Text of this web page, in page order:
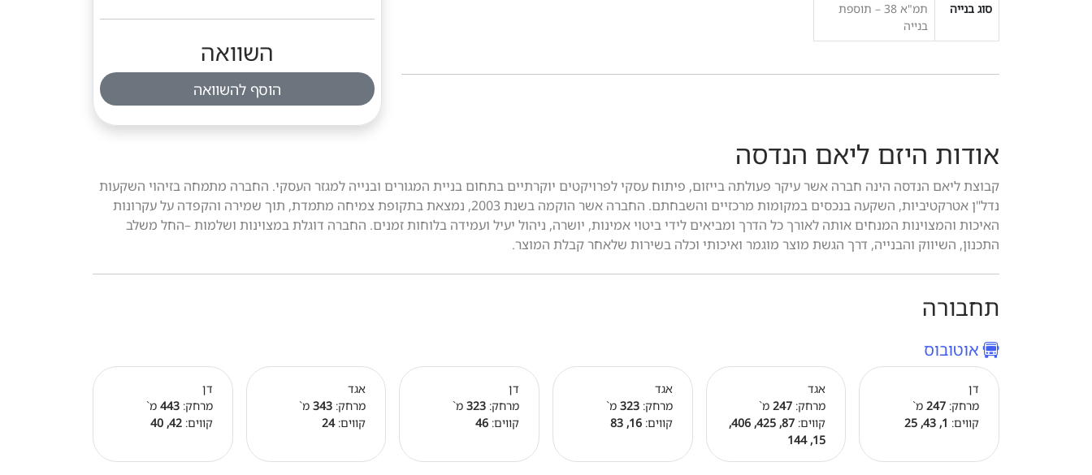
סוג בנייה
תמ"א 38 – תוספת
בנייה
השוואה
הוסף להשוואה
אודות היזם ליאם הנדסה
קבוצת ליאם הנדסה הינה חברה אשר עיקר פעולתה בייזום, פיתוח עסקי לפרויקטים יוקרתיים בתחום בניית המגורים ובנייה למגזר העסקי. החברה מתמחה בזיהוי השקעות
נדל"ן אטרקטיביות, השקעה בנכסים במקומות מרכזיים והשבחתם. החברה אשר הוקמה בשנת 2003, נמצאת בתקופת צמיחה מתמדת, תוך שמירה והקפדה על עקרונות
האיכות והמצוינות המנחים אותה לאורך כל הדרך ומביאים לידי ביטוי אמינות, יושרה, ניהול יעיל ועמידה בלוחות זמנים. החברה דוגלת במצוינות ושלמות –החל משלב
התכנון, השיווק והבנייה, דרך הגשת מוצר מוגמר ואיכותי וכלה בשירות שלאחר קבלת המוצר.
תחבורה
אוטובוס
דן
מרחק: 247 מ`
קווים: 1, 43, 25
אגד
מרחק: 247מ`
קווים:
87, 425, 406,
15, 144
אגד
מרחק:323 מ`
קווים:16, 83
דן
מרחק: 323מ`
קווים: 46
אגד
מרחק: 343מ`
קווים:24
דן
מרחק:443 מ`
קווים:42, 40